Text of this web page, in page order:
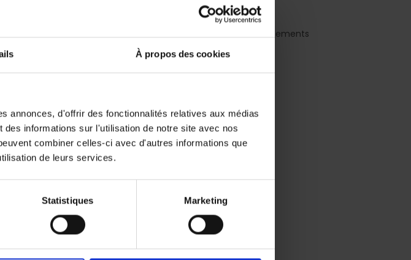
À propos des cookies
annonces, d'offrir des fonctionnalités relatives aux médias
informations sur l'utilisation de notre site avec nos
combiner celles-ci avec d'autres informations que
de leurs services.
Statistiques Marketing
# Shopping
# Sport et divertissements
# Découvrir Split